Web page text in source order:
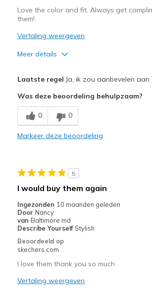
Love the color and fit. Always get
them!
Vertaling weergeven
Meer details
Sizing
Feels true to size
Laatste regel Ja, ik zou aanbevelen aan
Was deze beoordeling behulpzaam?
0 0
Markeer deze beoordeling
5
I would buy them again
Ingezonden 10 maanden geleden
Door Nancy
van Baltimore md
Describe Yourself Stylish
Beoordeeld op
skechers.com
I love them thank you so much
Vertaling weergeven